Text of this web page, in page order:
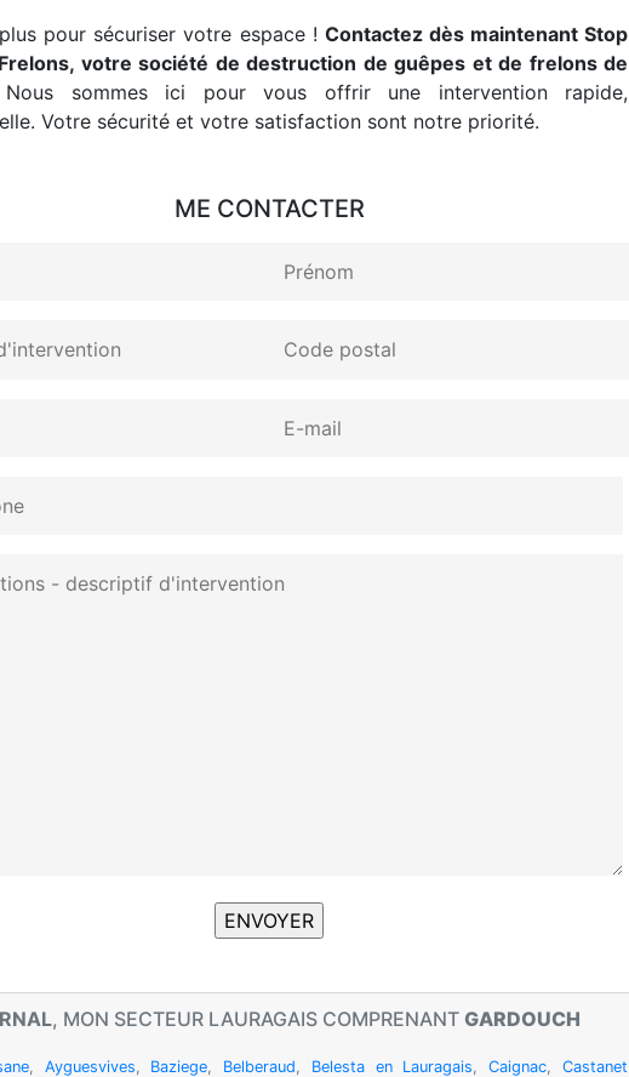
pour sécuriser votre espace ! Contactez dès maintenant Stop
votre société de destruction de guêpes et de frelons de
sommes ici pour vous offrir une intervention rapide,
Votre sécurité et votre satisfaction sont notre priorité.
ME CONTACTER
, MON SECTEUR LAURAGAIS COMPRENANT GARDOUCH
, Ayguesvives Baziege Belberaud Belesta en Lauragais ,Caignac ,Castanet